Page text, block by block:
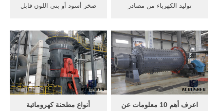
صخر أسود أو بني اللون قابل
يعطي طاقة على شكل حرارة.
ويمكن استعمال الحرارة
الصادرة عن احتراق الفحم
الحجري في تدفئة المنازل، وفي
عمل منتجات ...
توليد الكهرباء من مصادر
للمستهلكين، يليها نقل وتوزيع
الكهرباء، وتخزينها واستعادتها.
وهي مجال اقتصادي تتاجر فيه
شركات الكهرباء. تم اكتشاف
المبادئ الأساسية لتوليد ...
أنواع مطحنة كهرومائية
اعرف أهم 10 معلومات عن